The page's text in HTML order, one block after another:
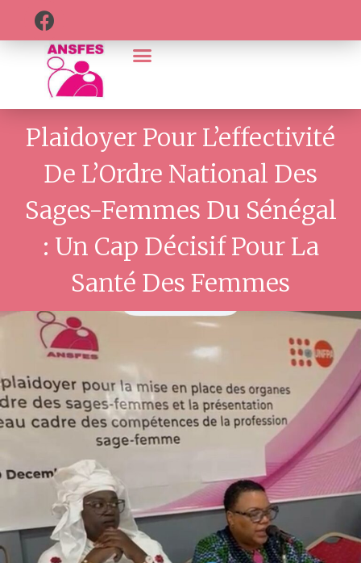
Plaidoyer Pour L’effectivité
De L’Ordre National Des
Sages-Femmes Du Sénégal
: Un Cap Décisif Pour La
Santé Des Femmes